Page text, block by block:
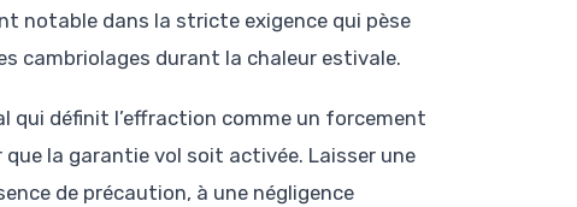
notable dans la stricte exigence qui pèse
cambriolages durant la chaleur estivale.
qui définit l’effraction comme un forcement
la garantie vol soit activée. Laisser une
de précaution, à une négligence